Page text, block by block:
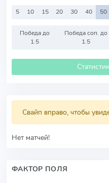
5 10 15 20 30 40 50
Победа до
1.5
Победа соп. до
1.5
Свайп вправо, чтобы
Нет матчей!
ФАКТОР ПОЛЯ